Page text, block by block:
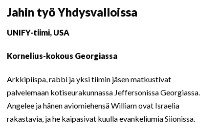
Jahin työ Yhdysvalloissa
UNIFY-tiimi, USA
Kornelius-kokous Georgiassa
Arkkipiispa, rabbi ja yksi tiimin jäsen matkustivat
palvelemaan kotiseurakunnassa Jeffersonissa Georgiassa.
Angelee ja hänen aviomiehensä William ovat Israelia
rakastavia, ja he kaipasivat kuulla evankeliumia Siionissa.